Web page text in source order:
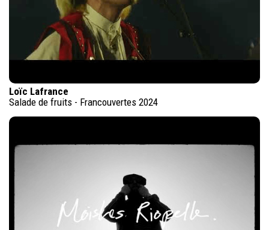
Loïc Lafrance
Salade de fruits - Francouvertes 2024